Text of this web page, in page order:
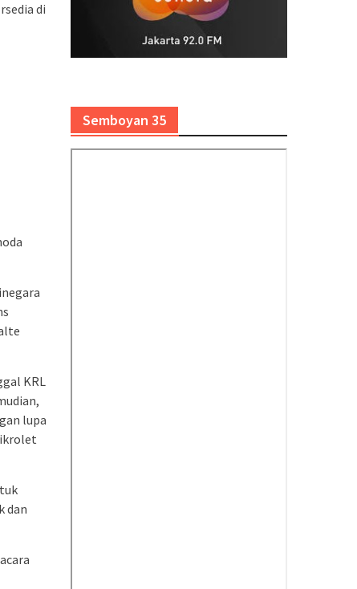
di
KRL
lupa
dan
Semboyan 35